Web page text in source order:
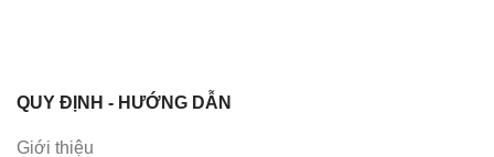
QUY ĐỊNH - HƯỚNG DẪN
Giới thiệu